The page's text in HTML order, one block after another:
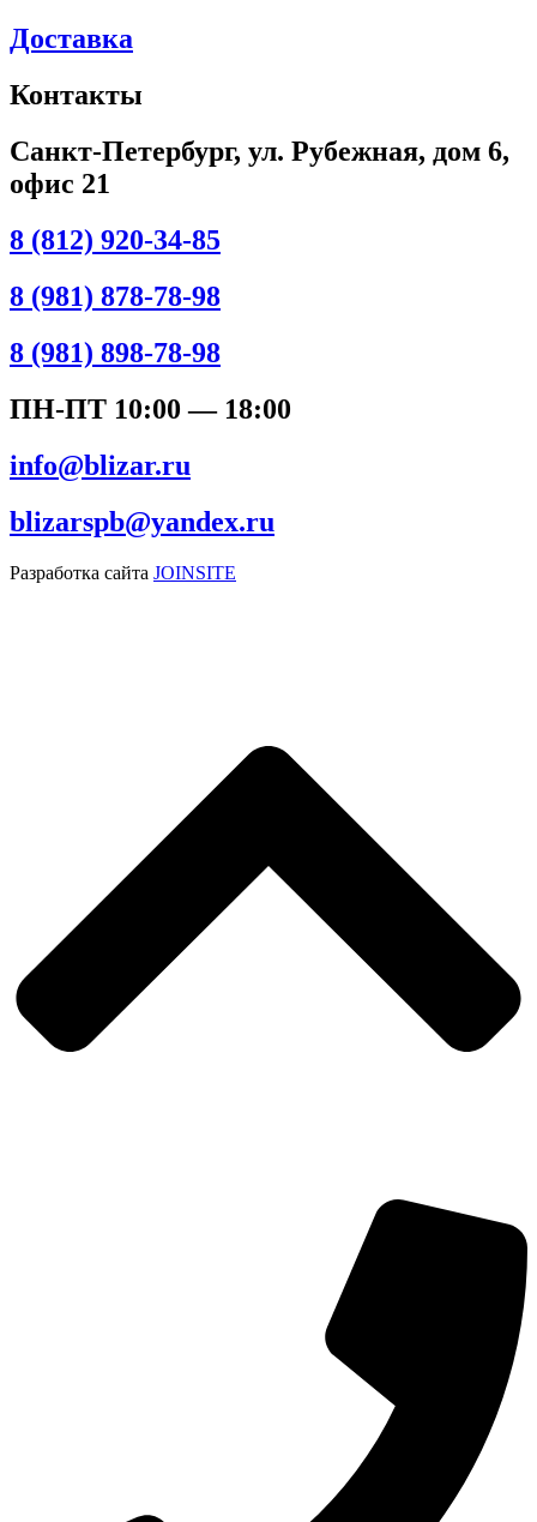
Доставка
Контакты
Санкт-Петербург, ул. Рубежная, дом 6,
офис 21
8 (812) 920-34-85
8 (981) 878-78-98
8 (981) 898-78-98
ПН-ПТ 10:00 — 18:00
info@blizar.ru
blizarspb@yandex.ru
Разработка сайта JOINSITE